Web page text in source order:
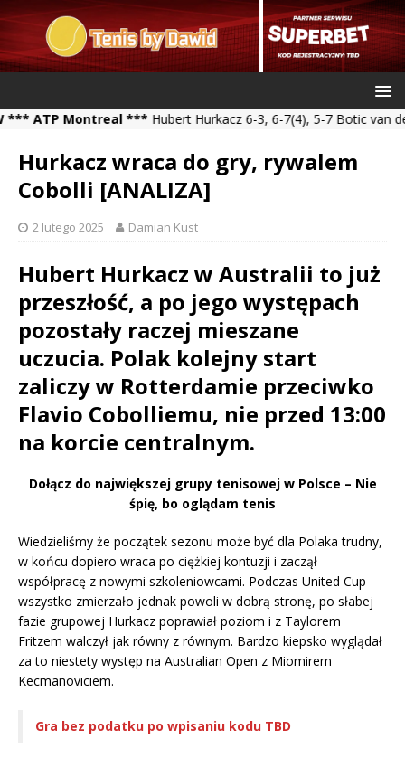
Montreal ***Hubert Hurkacz 6-3, 6-7(4), 5-7 Botic van de
Hurkacz wraca do gry, rywalem
Cobolli [ANALIZA]
2 lutego 2025 Damian Kust
Hubert Hurkacz w Australii to już
przeszłość, a po jego występach
pozostały raczej mieszane
uczucia. Polak kolejny start
zaliczy w Rotterdamie przeciwko
Flavio Cobolliemu, nie przed 13:00
na korcie centralnym.
Dołącz do największej grupy tenisowej w Polsce – Nie
śpię, bo oglądam tenis
Wiedzieliśmy że początek sezonu może być dla Polaka trudny,
w końcu dopiero wraca po ciężkiej kontuzji i zaczął
współpracę z nowymi szkoleniowcami. Podczas United Cup
wszystko zmierzało jednak powoli w dobrą stronę, po słabej
fazie grupowej Hurkacz poprawiał poziom i z Taylorem
Fritzem walczył jak równy z równym. Bardzo kiepsko wyglądał
za to niestety występ na Australian Open z Miomirem
Kecmanoviciem.
Gra bez podatku po wpisaniu kodu TBD